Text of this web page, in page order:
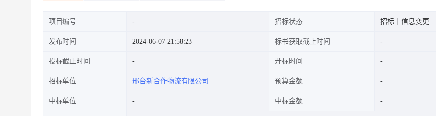
项目编号 招标状态 招标｜信息变更
发布时间 2024-06-07 21:58:23 标书获取截止时间
投标截止时间 开标时间
招标单位 邢台新合作物流有限公司 预算金额
中标单位 中标金额